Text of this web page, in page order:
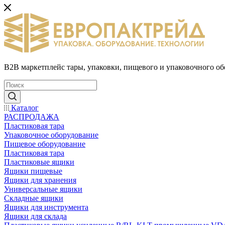
B2B маркетплейс тары, упаковки, пищевого и упаковочного
Каталог
РАСПРОДАЖА
Пластиковая тара
Упаковочное оборудование
Пищевое оборудование
Пластиковая тара
Пластиковые ящики
Ящики пищевые
Ящики для хранения
Универсальные ящики
Складные ящики
Ящики для инструмента
Ящики для склада